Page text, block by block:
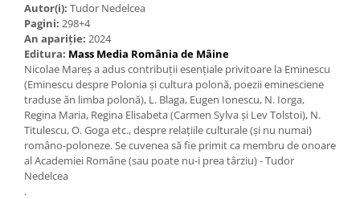
Autor(i): Tudor Nedelcea
Pagini: 298+4
An apariție: 2024
Editura: Mass Media România de Mâine
Nicolae Mareș a adus contribuții esențiale privitoare la Eminescu
(Eminescu despre Polonia și cultura polonă, poezii eminesciene
traduse ăn limba polonă), L. Blaga, Eugen Ionescu, N. Iorga,
Regina Maria, Regina Elisabeta (Carmen Sylva și Lev Tolstoi), N.
Titulescu, O. Goga etc., despre relațiile culturale (și nu numai)
româno-poloneze. Se cuvenea să fie primit ca membru de onoare
al Academiei Române (sau poate nu-i prea târziu) - Tudor
Nedelcea
.